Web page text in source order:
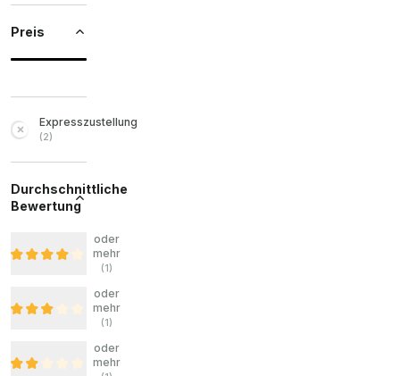
Preis
Expresszustellung
(2)
Durchschnittliche
Bewertung
oder
mehr
(1)
oder
mehr
(1)
oder
mehr